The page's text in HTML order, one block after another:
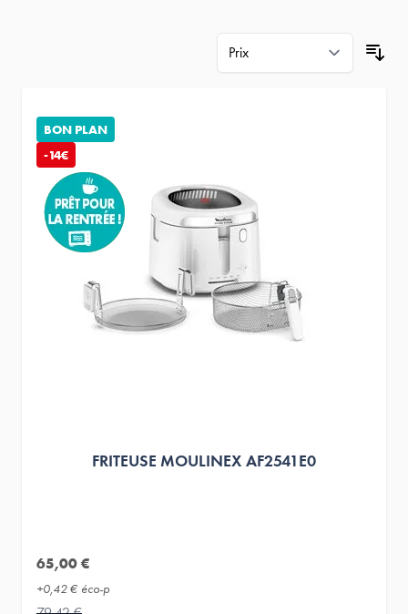
BON PLAN
-14€
FRITEUSE MOULINEX AF2541E0
65,00 €
+0,42 € éco-p